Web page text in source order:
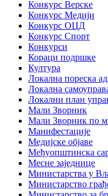
Конкурс Верске
Конкурс Медији
Конкурс ОЦД
Конкурс Спорт
Конкурси
Кораци подршке
Култура
Локална пореска
Локална
Локални план
Мали Зворник
Мали Зворник по
Манифестације
Медијске објаве
Међуопштинска
Месне заједнице
Министарства у
Министарство